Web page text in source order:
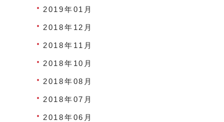
2019年01月
2018年12月
2018年11月
2018年10月
2018年08月
2018年07月
2018年06月